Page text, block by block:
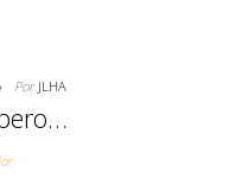
Por JLHA